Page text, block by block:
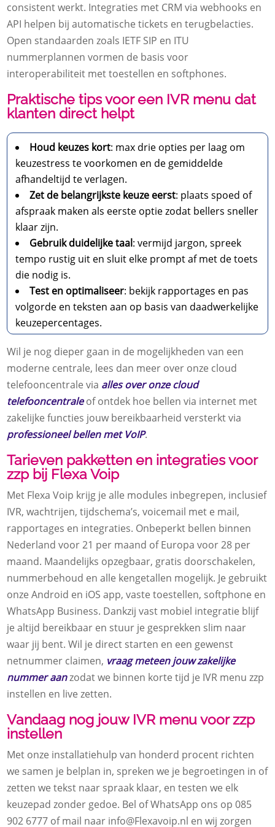
consistent werkt. Integraties met CRM via webhooks en
API helpen bij automatische tickets en terugbelacties.
Open standaarden zoals IETF SIP en ITU
nummerplannen vormen de basis voor
interoperabiliteit met toestellen en softphones.
Praktische tips voor een IVR menu dat
klanten direct helpt
Houd keuzes kort: max drie opties per laag om
keuzestress te voorkomen en de gemiddelde
afhandeltijd te verlagen.
Zet de belangrijkste keuze eerst: plaats spoed of
afspraak maken als eerste optie zodat bellers sneller
klaar zijn.
Gebruik duidelijke taal: vermijd jargon, spreek
tempo rustig uit en sluit elke prompt af met de toets
die nodig is.
Test en optimaliseer: bekijk rapportages en pas
volgorde en teksten aan op basis van daadwerkelijke
keuzepercentages.
Wil je nog dieper gaan in de mogelijkheden van een
moderne centrale, lees dan meer over onze cloud
telefooncentrale via alles over onze cloud
telefooncentraleof ontdek hoe bellen via internet met
zakelijke functies jouw bereikbaarheid versterkt via
professioneel bellen met VoIP.
Tarieven pakketten en integraties voor
zzp bij Flexa Voip
Met Flexa Voip krijg je alle modules inbegrepen, inclusief
IVR, wachtrijen, tijdschema’s, voicemail met e mail,
rapportages en integraties. Onbeperkt bellen binnen
Nederland voor 21 per maand of Europa voor 28 per
maand. Maandelijks opzegbaar, gratis doorschakelen,
nummerbehoud en alle kengetallen mogelijk. Je gebruikt
onze Android en iOS app, vaste toestellen, softphone en
WhatsApp Business. Dankzij vast mobiel integratie blijf
je altijd bereikbaar en stuur je gesprekken slim naar
waar jij bent. Wil je direct starten en een gewenst
netnummer claimen, vraag meteen jouw zakelijke
nummer aanzodat we binnen korte tijd je IVR menu zzp
instellen en live zetten.
Vandaag nog jouw IVR menu voor zzp
instellen
Met onze installatiehulp van honderd procent richten
we samen je belplan in, spreken we je begroetingen in of
zetten we tekst naar spraak klaar, en testen we elk
keuzepad zonder gedoe. Bel of WhatsApp ons op 085
902 6777 of mail naar info@Flexavoip.nl en wij zorgen